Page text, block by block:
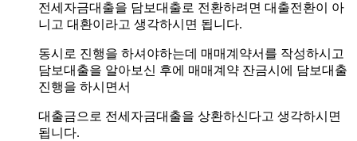
전세자금대출을 담보대출로 전환하려면 대출전환이 아
니고 대환이라고 생각하시면 됩니다.
동시로 진행을 하셔야하는데 매매계약서를 작성하시고
담보대출을 알아보신 후에 매매계약 잔금시에 담보대출
진행을 하시면서
대출금으로 전세자금대출을 상환하신다고 생각하시면
됩니다.